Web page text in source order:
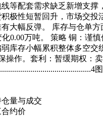
等配套需求缺乏新增支
极性短暂回升，市场交
大幅反弹。 库存与仓单
0.00万吨。 策略 铜：谨
库存小幅累积整体多空交
操作。套利：暂缓期权：
仓量与成交
合约价